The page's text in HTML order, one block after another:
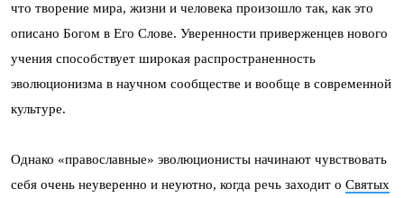
что творение мира, жизни и человека произошло так, как это
описано Богом в Его Слове. Уверенности приверженцев нового
учения способствует широкая распространенность
эволюционизма в научном сообществе и вообще в современной
культуре.
Однако «православные» эволюционисты начинают чувствовать
себя очень неуверенно и неуютно, когда речь заходит о Святых